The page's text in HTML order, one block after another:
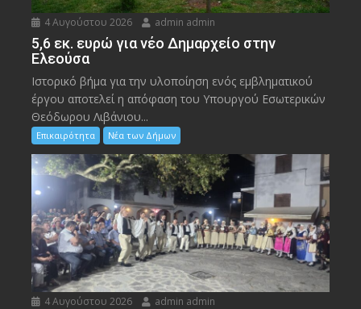
4 Αυγούστου 2026 admin admin
5,6 εκ. ευρώ για νέο Δημαρχείο στην
Ελεούσα
Ιστορικό βήμα για την υλοποίηση ενός εμβληματικού
έργου αποτελεί η απόφαση του Υπουργού Εσωτερικών
Θεόδωρου Λιβάνιου...
Επικαιρότητα Νέα των Δήμων
4 Αυγούστου 2026 admin admin